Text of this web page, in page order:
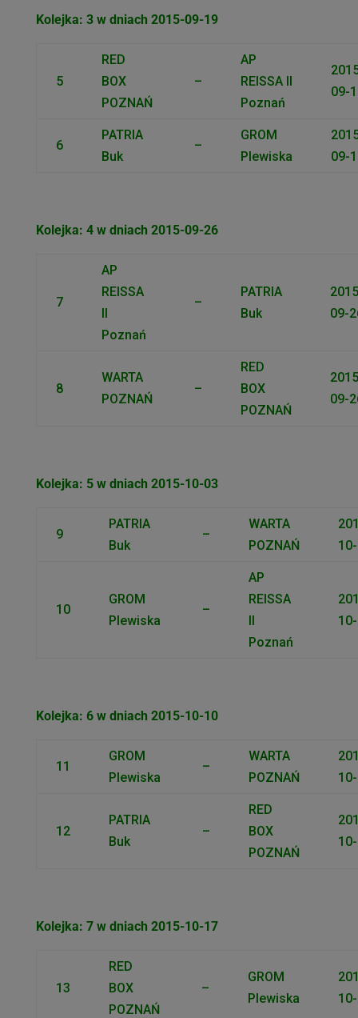
Kolejka: 3 w dniach 2015-09-19
5
RED
BOX
POZNAŃ
–
AP
REISSA II
Poznań
09-
6
PATRIA
Buk
–
GROM
Plewiska
09-
Kolejka: 4 w dniach 2015-09-26
7
AP
REISSA
II
Poznań
–
PATRIA
Buk
09-
8
WARTA
POZNAŃ
–
RED
BOX
POZNAŃ
09-
Kolejka: 5 w dniach 2015-10-03
9
PATRIA
Buk
–
WARTA
POZNAŃ
10
GROM
Plewiska
–
AP
REISSA
II
Poznań
Kolejka: 6 w dniach 2015-10-10
11
GROM
Plewiska
–
WARTA
POZNAŃ
12
PATRIA
Buk
–
RED
BOX
POZNAŃ
Kolejka: 7 w dniach 2015-10-17
13
RED
BOX
POZNAŃ
–
GROM
Plewiska